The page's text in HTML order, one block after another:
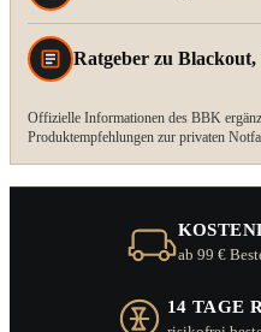
Ratgeber zu
Offizielle Informationen des BBK
Produktempfehlungen zur privaten
ab 99 €
14 TAGE